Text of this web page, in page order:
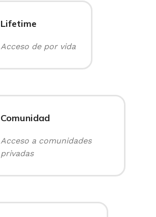
Lifetime
Acceso de por vida
Comunidad
Acceso a comunidades
privadas